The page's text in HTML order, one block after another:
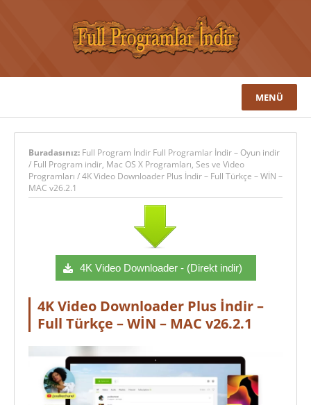
MENÜ
Buradasınız: Full Program İndir Full Programlar İndir – Oyun indir
/ Full Program indir, Mac OS X Programları, Ses ve Video
Programları /4K Video Downloader Plus İndir – Full Türkçe – WİN –
MAC v26.2.1
4K Video Downloader - (Direkt indir)
4K Video Downloader Plus İndir –
Full Türkçe – WİN – MAC v26.2.1